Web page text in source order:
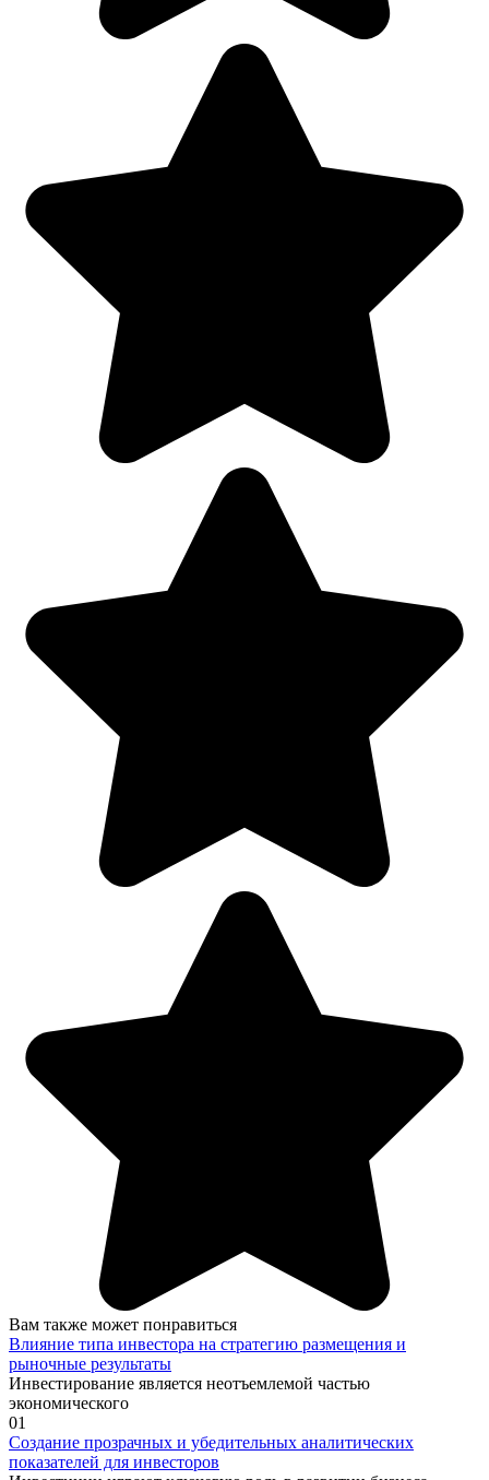
Вам также может понравиться
Влияние типа инвестора на стратегию размещения и
рыночные результаты
Инвестирование является неотъемлемой частью
экономического
01
Создание прозрачных и убедительных аналитических
показателей для инвесторов